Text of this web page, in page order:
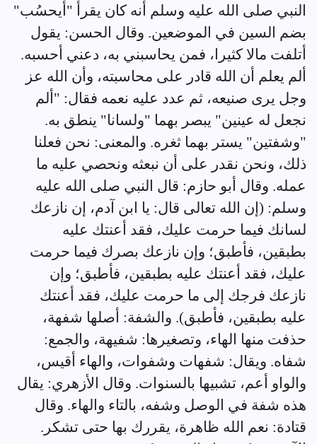
النبي صلى الله عليه وسلم أنه كان يقرأ "أيحسُب"
بضم السين في الموضعين. وقال الحسن: يقول
أتلفت مالا كثيرا، فمن يحاسبني به، دعني أحسبه.
ألم يعلم أن الله قادر على محاسبته، وأن الله عز
وجل يرى صنيعه، ثم عدد عليه نعمه فقال: "ألم
نجعل له عينين" يبصر بهما "ولسانا" ينطق به.
"وشفتين" يستر بهما ثغره. والمعنى: نحن فعلنا
ذلك، ونحن نقدر على أن نبعثه ونحصي عليه ما
عمله. وقال أبو حازم: قال النبي صلى الله عليه
وسلم: (إن الله تعالى قال: يا ابن آدم، إن نازعك
لسانك فيما حرمت عليك، فقد أعنتك عليه
بطبقين، فأطبق؛ وإن نازعك بصرك فيما حرمت
عليك، فقد أعنتك عليه بطبقين، فأطبق؛ وإن
نازعك فرجك إلى ما حرمت عليك، فقد أعنتك
عليه بطبقين، فأطبق). والشفة: أصلها شفهة،
حذفت منها الهاء، وتصغيرها: شفيهة، والجمع:
شفاه. ويقال: شفهات وشفوات، والهاء أقيس،
والواو أعم، تشبيها بالسنوات. وقال الأزهري: يقال
هذه شفة في الوصل وشفه، بالتاء والهاء. وقال
قتادة: نعم الله ظاهرة، يقررك بها حتى تشكر.